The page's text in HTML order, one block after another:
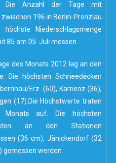
Die Anzahl der Tage mit
196 in Berlin-Prenzlau
Niederschlagsmenge
85 am 05. Juli messen.
des Monats 2012 lag an den
Die höchsten Schneedecken
Erz. (60), Kamenz (36),
(17).Die Höchstwerte traten
auf. Die höchsten
an den Stationen
(36 cm), Jänickendorf (32
gemessen werden.